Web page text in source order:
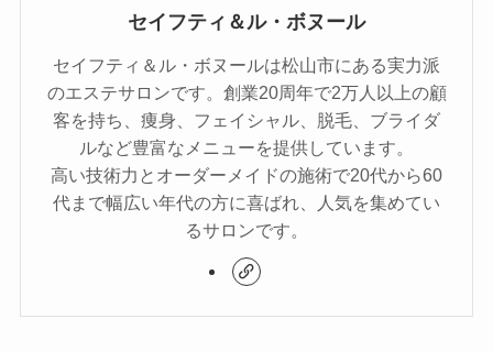
セイフティ＆ル・ボヌール
セイフティ＆ル・ボヌールは松山市にある実力派
のエステサロンです。創業20周年で2万人以上の顧
客を持ち、痩身、フェイシャル、脱毛、ブライダ
ルなど豊富なメニューを提供しています。
高い技術力とオーダーメイドの施術で20代から60
代まで幅広い年代の方に喜ばれ、人気を集めてい
るサロンです。